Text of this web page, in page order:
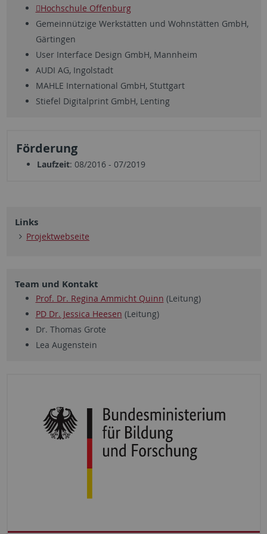
Hochschule Offenburg
Gemeinnützige Werkstätten und Wohnstätten GmbH,
Gärtingen
User Interface Design GmbH, Mannheim
AUDI AG, Ingolstadt
MAHLE International GmbH, Stuttgart
Stiefel Digitalprint GmbH, Lenting
Förderung
Laufzeit: 08/2016 - 07/2019
Links
Projektwebseite
Team und Kontakt
Prof. Dr. Regina Ammicht Quinn (Leitung)
PD Dr. Jessica Heesen (Leitung)
Dr. Thomas Grote
Lea Augenstein